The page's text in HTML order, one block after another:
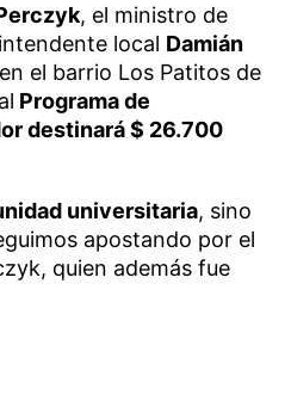
, el ministro de
local Damián
el barrio Los Patitos de
Programa de
destinará $ 26.700
universitaria, sino
apostando por el
quien además fue